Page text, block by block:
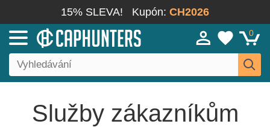
15% SLEVA! Kupón: CH2026
0
Služby zákazníkům